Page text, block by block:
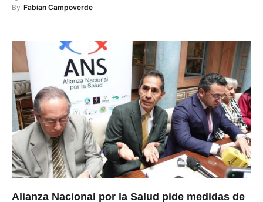
Alianza Nacional por la Salud pide medidas de
fondo ante la crisis del sistema sanitario